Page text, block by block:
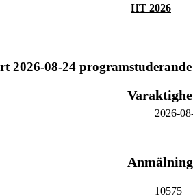
HT 2026
2026-08-24 programstuderande
2026-
10575